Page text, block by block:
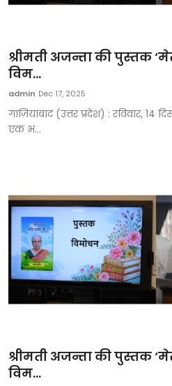
मनोरंजन
टेक्नोलॉजी
खेल
संपादकीय
बिज़नेस
श्रीमती अजन्ता की पुस्तक
विम...
admin Dec 17, 2025
गाज़ियाबाद (उत्तर प्रदेश) : रविवार, 14
एक भ...
श्रीमती अजन्ता की पुस्तक
विम...